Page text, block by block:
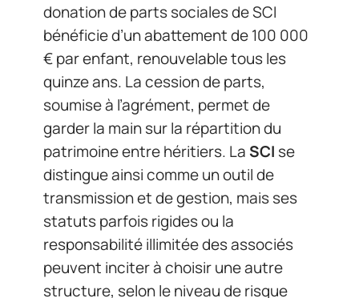
donation de parts sociales de SCI
bénéficie d’un abattement de 100 000
€ par enfant, renouvelable tous les
quinze ans. La cession de parts,
soumise à l’agrément, permet de
garder la main sur la répartition du
patrimoine entre héritiers. LaSCI se
distingue ainsi comme un outil de
transmission et de gestion, mais ses
statuts parfois rigides ou la
responsabilité illimitée des associés
peuvent inciter à choisir une autre
structure, selon le niveau de risque